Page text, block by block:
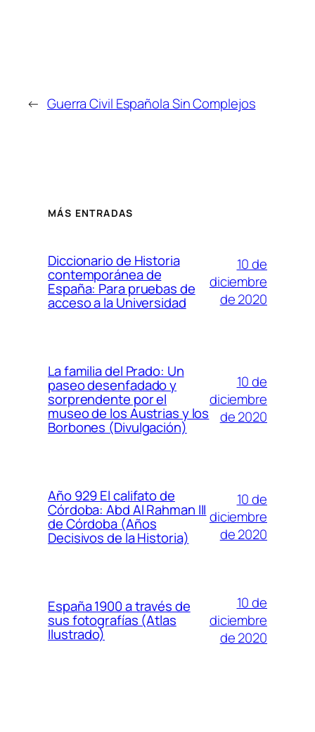
← Guerra Civil Española Sin Complejos
MÁS ENTRADAS
Diccionario de Historia
contemporánea de
España: Para pruebas de
acceso a la Universidad
10 de
diciembre
de 2020
La familia del Prado: Un
paseo desenfadado y
sorprendente por el
museo de los Austrias y los
Borbones (Divulgación)
10 de
diciembre
de 2020
Año 929 El califato de
Córdoba: Abd Al Rahman III
de Córdoba (Años
Decisivos de la Historia)
10 de
diciembre
de 2020
España 1900 a través de
sus fotografías (Atlas
Ilustrado)
10 de
diciembre
de 2020